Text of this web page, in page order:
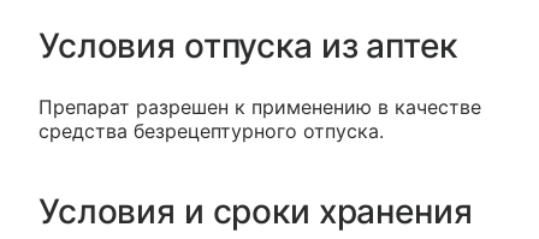
Условия отпуска из аптек
Препарат разрешен к применению в качестве
средства безрецептурного отпуска.
Условия и сроки хранения